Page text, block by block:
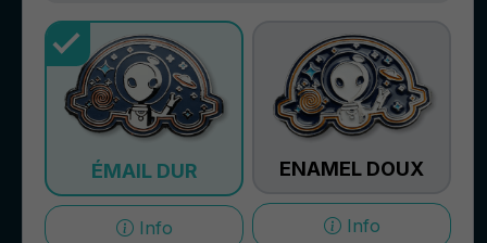
ÉMAIL DUR
Info
ENAMEL DOUX
Info